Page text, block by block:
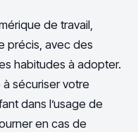
de travail,
précis, avec des
habitudes à adopter.
sécuriser votre
dans l’usage de
en cas de